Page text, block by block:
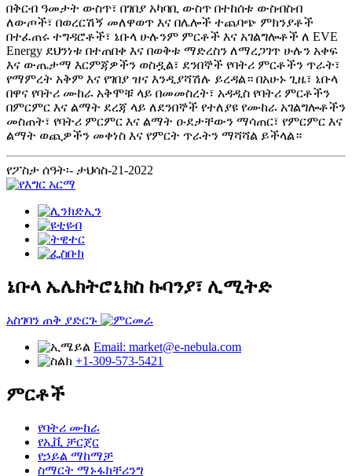
በቅርብ ዓመታት ውስጥ፣ በገበያ አካባቢ ውስጥ በተከሰቱ ውስብስብ
ለውጦች፣ በወረርሽኝ መለዋወጥ እና በሌሎች ተጨባጭ ምክንያቶች
በተፈጠሩ ተግዳሮቶች፣ ኔቡላ ሁሉንም ምርቶች እና አገልግሎቶች ለ EVE
Energy ደህንነቱ በተጠበቀ እና በወቅቱ ማድረስን ለማረጋገጥ ሁሉን አቀፍ
እና ውጤታማ እርምጃዎችን ወስዷል፣ ደንበኞች የባትሪ ምርቶችን ጥራት፣
የማምረት አቅም እና የገበያ ዝና እንዲያሻሽሉ ይረዳል። በአሁኑ ጊዜ፣ ኔቡላ
በዋና የባትሪ ሙከራ አቅሞቹ ላይ በመመስረት፣ አዳዲስ የባትሪ ምርቶችን
በምርምር እና ልማት ደረጃ ላይ ለደንበኞች የተለያዩ የሙከራ አገልግሎቶችን
መስጠት፣ የባትሪ ምርምር እና ልማት ዑደታቸውን ማሳጠር፣ የምርምር እና
ልማት ወጪዎችን መቀነስ እና የምርት ጥራትን ማሻሻል ይችላል።
የፖስታ ሰዓት፡- ታህሳስ-21-2022
ኔቡላ ኤሌክትሮኒክስ ኩባንያ፣ ሊሚትድ
አስገባን ጠቅ ያድርጉ
Email: market@e-nebula.com
+1-309-573-5421
ምርቶች
የባትሪ ሙከራ
የኢቪ ቻርጀር
የኃይል ማከማቻ
ስማርት ማኑፋክቸሪንግ